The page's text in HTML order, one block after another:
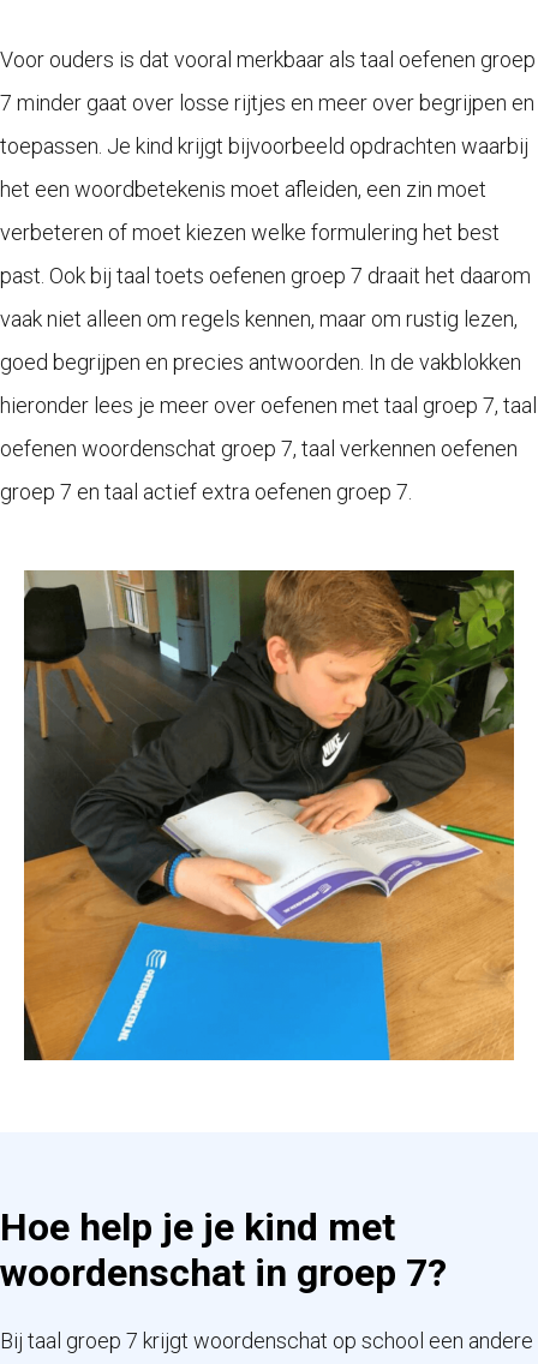
Voor ouders is dat vooral merkbaar als taal oefenen groep
7 minder gaat over losse rijtjes en meer over begrijpen en
toepassen. Je kind krijgt bijvoorbeeld opdrachten waarbij
het een woordbetekenis moet afleiden, een zin moet
verbeteren of moet kiezen welke formulering het best
past. Ook bij taal toets oefenen groep 7 draait het daarom
vaak niet alleen om regels kennen, maar om rustig lezen,
goed begrijpen en precies antwoorden. In de vakblokken
hieronder lees je meer over oefenen met taal groep 7, taal
oefenen woordenschat groep 7, taal verkennen oefenen
groep 7 en taal actief extra oefenen groep 7.
Hoe help je je kind met
woordenschat in groep 7?
Bij taal groep 7 krijgt woordenschat op school een andere